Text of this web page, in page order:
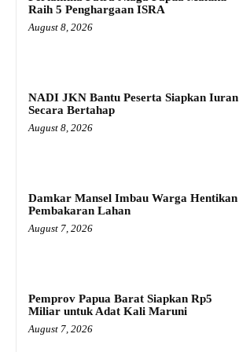
Raih 5 Penghargaan ISRA
August 8, 2026
NADI JKN Bantu Peserta Siapkan Iuran
Secara Bertahap
August 8, 2026
Damkar Mansel Imbau Warga Hentikan
Pembakaran Lahan
August 7, 2026
Pemprov Papua Barat Siapkan Rp5
Miliar untuk Adat Kali Maruni
August 7, 2026